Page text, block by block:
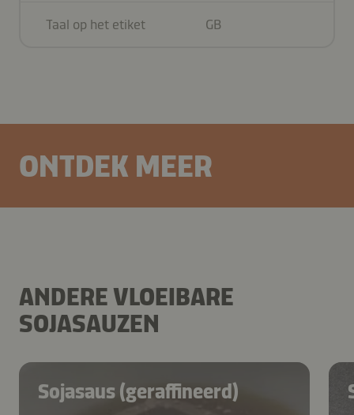
Taal op het etiket GB
ONTDEK MEER
ANDERE VLOEIBARE
SOJASAUZEN
Sojasaus (geraffineerd)